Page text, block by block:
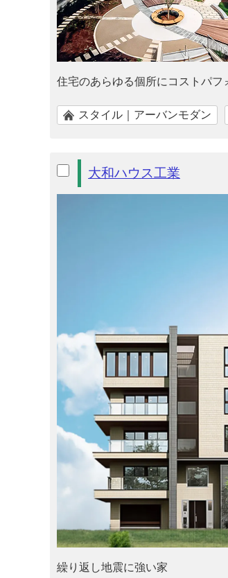
住宅のあらゆる個所にコストパフ
スタイル｜アーバンモダン
大和ハウス工業
繰り返し地震に強い家